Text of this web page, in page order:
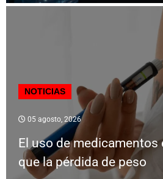
NOTICIAS
05 agosto, 2026
El uso de medicamentos
que la pérdida de peso